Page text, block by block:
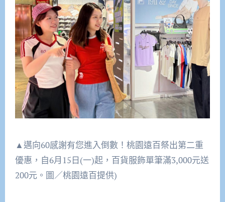
▲邁向60感謝有您進入倒數！桃園遠百祭出第二重
優惠，自6月15日(一)起，百貨服飾單筆滿3,000元送
200元。圖／桃園遠百提供)